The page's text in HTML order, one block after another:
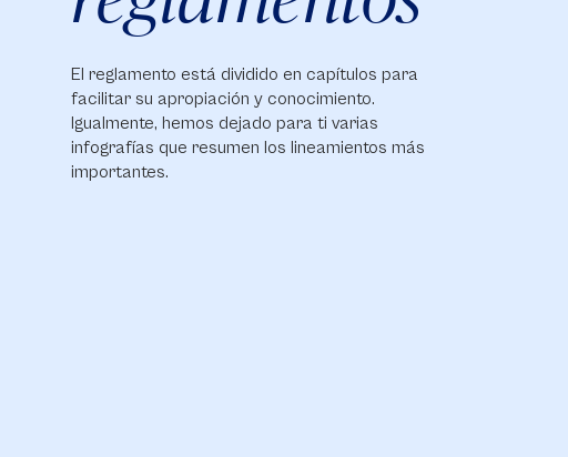
El reglamento está dividido en capítulos para
facilitar su apropiación y conocimiento.
Igualmente, hemos dejado para ti varias
infografías que resumen los lineamientos más
importantes.